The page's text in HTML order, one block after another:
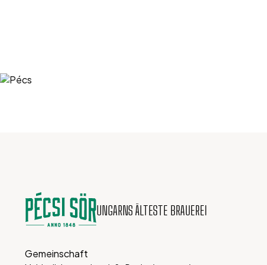
UNGARNS ÄLTESTE BRAUEREI
Gemeinschaft